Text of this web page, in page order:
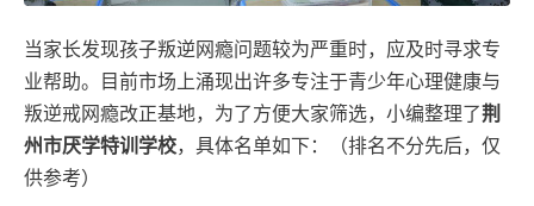
当家长发现孩子叛逆网瘾问题较为严重时，应及时寻求专
业帮助。目前市场上涌现出许多专注于青少年心理健康与
叛逆戒网瘾改正基地，为了方便大家筛选，小编整理了荆
州市厌学特训学校，具体名单如下：（排名不分先后，仅
供参考）